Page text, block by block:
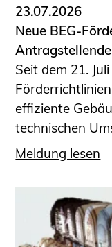
23.07.2026
Neue BEG-
Antragstellende
Seit dem 21.
effiziente
technischen
Meldung lesen